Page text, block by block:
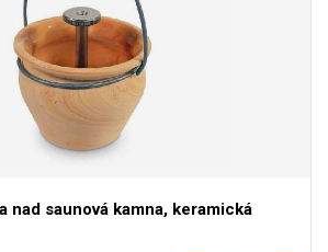
nad saunová kamna, keramická